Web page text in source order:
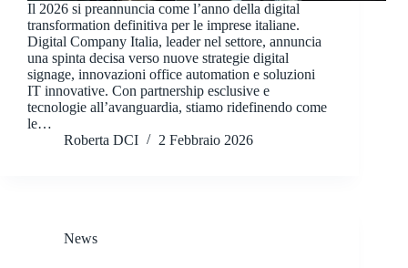
Il 2026 si preannuncia come l’anno della digital
transformation definitiva per le imprese italiane.
Digital Company Italia, leader nel settore, annuncia
una spinta decisa verso nuove strategie digital
signage, innovazioni office automation e soluzioni
IT innovative. Con partnership esclusive e
tecnologie all’avanguardia, stiamo ridefinendo come
le…
Roberta DCI
2 Febbraio 2026
News